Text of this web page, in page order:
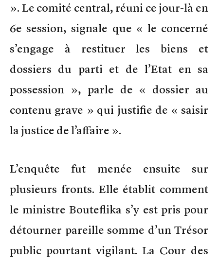
». Le comité central, réuni ce jour-là en
6e session, signale que « le concerné
s’engage à restituer les biens et
dossiers du parti et de l’Etat en sa
possession », parle de « dossier au
contenu grave » qui justifie de « saisir
la justice de l’affaire ».
L’enquête fut menée ensuite sur
plusieurs fronts. Elle établit comment
le ministre Bouteflika s’y est pris pour
détourner pareille somme d’un Trésor
public pourtant vigilant. La Cour des